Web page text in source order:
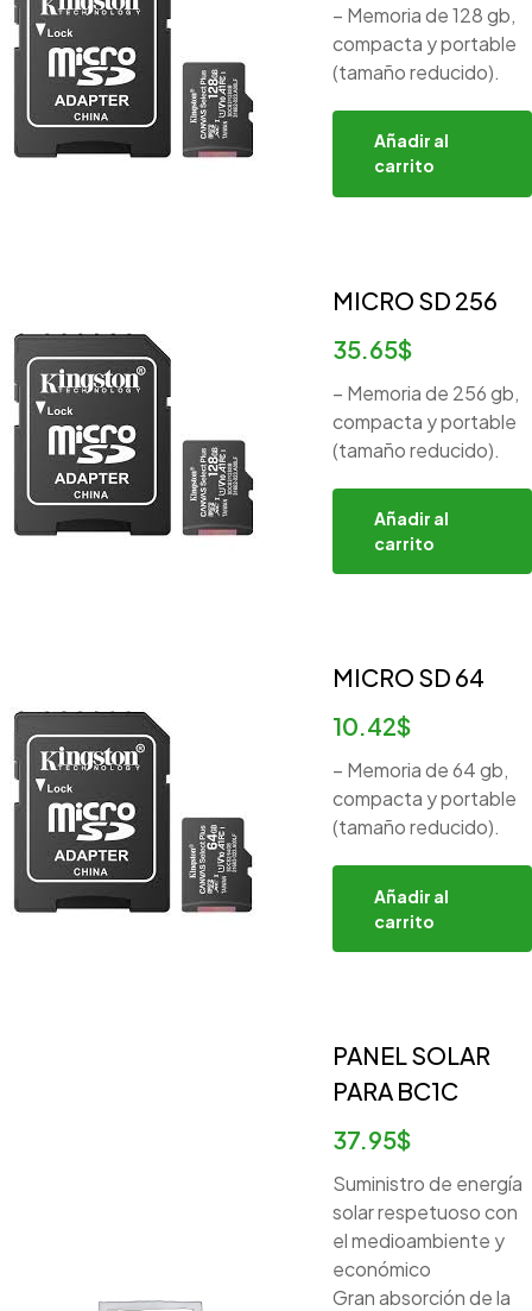
– Memoria de 128 gb,
compacta y portable
(tamaño reducido).
Añadir al
carrito
MICRO SD 256
35.65$
– Memoria de 256 gb,
compacta y portable
(tamaño reducido).
Añadir al
carrito
MICRO SD 64
10.42$
– Memoria de 64 gb,
compacta y portable
(tamaño reducido).
Añadir al
carrito
PANEL SOLAR
PARA BC1C
37.95$
Suministro de energía
solar respetuoso con
el medioambiente y
económico
Gran absorción de la